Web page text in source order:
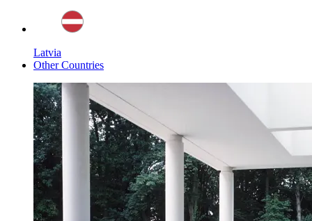
Latvia
Other Countries